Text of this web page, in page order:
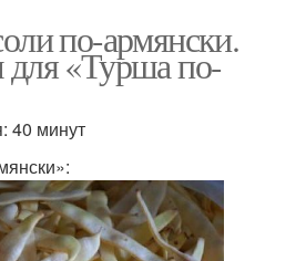
по-армянски.
«Турша по-
40 минут